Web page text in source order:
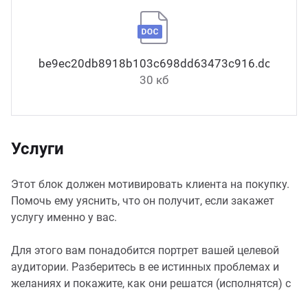
be9ec20db8918b103c698dd63473c916.docx
30 кб
Услуги
Этот блок должен мотивировать клиента на покупку.
Помочь ему уяснить, что он получит, если закажет
услугу именно у вас.
Для этого вам понадобится портрет вашей целевой
аудитории. Разберитесь в ее истинных проблемах и
желаниях и покажите, как они решатся (исполнятся) с